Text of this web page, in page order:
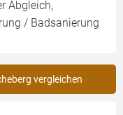
Abgleich,
/ Badsanierung
vergleichen